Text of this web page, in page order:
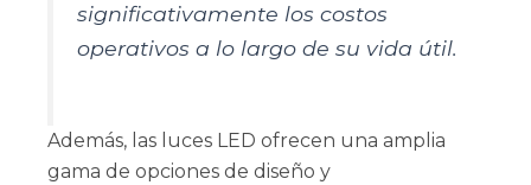
significativamente los costos
operativos a lo largo de su vida útil.
Además, las luces LED ofrecen una amplia
gama de opciones de diseño y